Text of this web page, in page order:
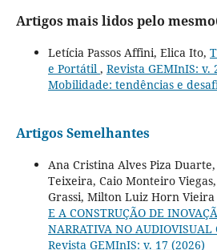
Artigos mais lidos pelo
Letícia Passos Affini, Elica Ito,
e Portátil , Revista GEMInIS: v.
Mobilidade: tendências e
Artigos Semelhantes
Ana Cristina Alves Piza
Teixeira, Caio Monteiro
Grassi, Milton Luiz Horn Vieira
E A CONSTRUÇÃO DE
NARRATIVA NO AUDIOVISUAL
Revista GEMInIS: v. 17 (2026)